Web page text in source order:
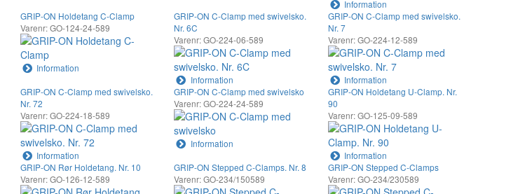
Information
GRIP-ON Holdetang C-Clamp
Varenr: GO-124-24-589
Information
GRIP-ON C-Clamp med swivelsko.
Nr. 6C
Varenr: GO-224-06-589
Information
GRIP-ON C-Clamp med swivelsko.
Nr. 7
Varenr: GO-224-12-589
Information
GRIP-ON C-Clamp med swivelsko.
Nr. 72
Varenr: GO-224-18-589
Information
GRIP-ON C-Clamp med swivelsko
Varenr: GO-224-24-589
Information
GRIP-ON Holdetang U-Clamp. Nr.
90
Varenr: GO-125-09-589
Information
GRIP-ON Rør Holdetang. Nr. 10
Varenr: GO-126-12-589
GRIP-ON Stepped C-Clamps. Nr. 8
Varenr: GO-234/150589
GRIP-ON Stepped C-Clamps
Varenr: GO-234/230589